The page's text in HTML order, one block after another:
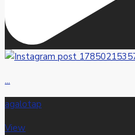
...
agalotap
View